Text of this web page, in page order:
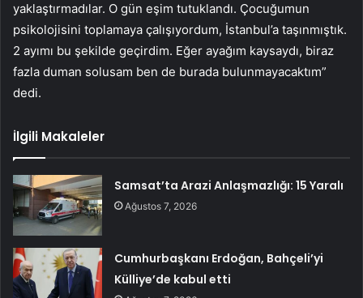
yaklaştırmadılar. O gün eşim tutuklandı. Çocuğumun
psikolojisini toplamaya çalışıyordum, İstanbul’a taşınmıştık.
2 ayımı bu şekilde geçirdim. Eğer ayağım kaysaydı, biraz
fazla duman solusam ben de burada bulunmayacaktım”
dedi.
İlgili Makaleler
Samsat’ta Arazi Anlaşmazlığı: 15 Yaralı
Ağustos 7, 2026
Cumhurbaşkanı Erdoğan, Bahçeli’yi
Külliye’de kabul etti